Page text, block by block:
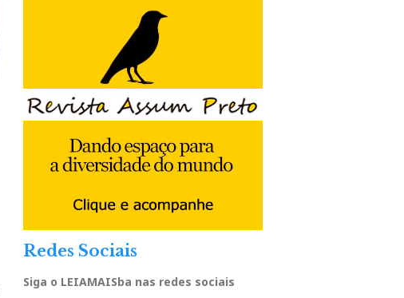
Redes Sociais
Siga o LEIAMAISba nas redes sociais